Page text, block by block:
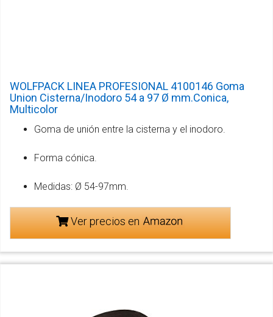
WOLFPACK LINEA PROFESIONAL 4100146 Goma
Union Cisterna/Inodoro 54 a 97 Ø mm.Conica,
Multicolor
Goma de unión entre la cisterna y el inodoro.
Forma cónica.
Medidas: Ø 54-97mm.
Ver precios en